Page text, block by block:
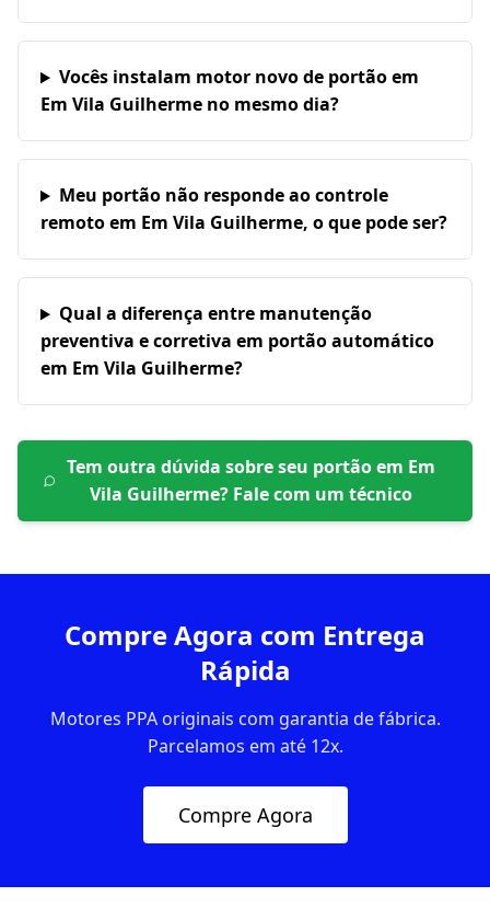
Vocês instalam motor novo de portão em
Em Vila Guilherme no mesmo dia?
Meu portão não responde ao controle
remoto em Em Vila Guilherme, o que pode ser?
Qual a diferença entre manutenção
preventiva e corretiva em portão automático
em Em Vila Guilherme?
Tem outra dúvida sobre seu portão em Em
Vila Guilherme? Fale com um técnico
Compre Agora com Entrega
Rápida
Motores PPA originais com garantia de fábrica.
Parcelamos em até 12x.
Compre Agora